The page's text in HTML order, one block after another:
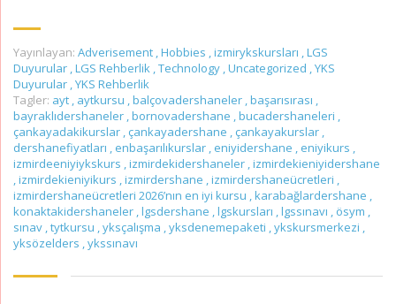
Yayınlayan: Adverisement ,Hobbies ,izmirykskursları ,LGS
Duyurular ,LGS Rehberlik ,Technology ,Uncategorized ,YKS
Duyurular ,YKS Rehberlik
Tagler: ayt , aytkursu ,balçovadershaneler ,başarısırası ,
bayraklıdershaneler ,bornovadershane ,bucadershaneleri ,
çankayadakikurslar , çankayadershane , çankayakurslar ,
dershanefiyatları , enbaşarılıkurslar , eniyidershane , eniyikurs ,
izmirdeeniyiykskurs ,izmirdekidershaneler ,izmirdekieniyidershane
,izmirdekieniyikurs ,izmirdershane ,izmirdershaneücretleri ,
izmirdershaneücretleri 2026’nın en iyi kursu ,karabağlardershane ,
konaktakidershaneler ,lgsdershane ,lgskursları ,lgssınavı , ösym ,
sınav ,tytkursu ,yksçalışma ,yksdenemepaketi ,ykskursmerkezi ,
yksözelders ,ykssınavı